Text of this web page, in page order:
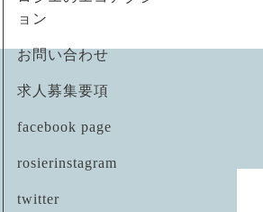
ョン
お問い合わせ
求人募集要項
facebook page
rosierinstagram
twitter